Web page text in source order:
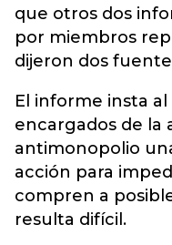
que otros dos
por miembros
dijeron dos
El informe insta
encargados de la
antimonopolio
acción para
compren a
resulta difícil.